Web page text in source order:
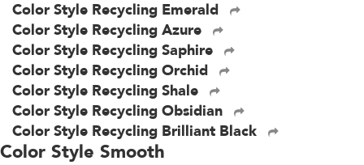
Color Style Recycling Emerald
Color Style Recycling Azure
Color Style Recycling Saphire
Color Style Recycling Orchid
Color Style Recycling Shale
Color Style Recycling Obsidian
Color Style Recycling Brilliant Black
Color Style Smooth